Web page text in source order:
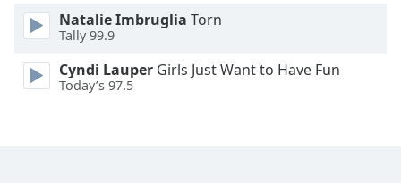
Natalie Imbruglia Torn
Tally 99.9
Cyndi Lauper Girls Just Want to Have Fun
Today’s 97.5